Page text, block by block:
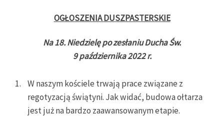
OGŁOSZENIA DUSZPASTERSKIE
Na 18. Niedzielę po zesłaniu Ducha Św.
9 października 2022 r.
W naszym kościele trwają prace związane z
regotyzacją świątyni. Jak widać, budowa ołtarza
jest już na bardzo zaawansowanym etapie.